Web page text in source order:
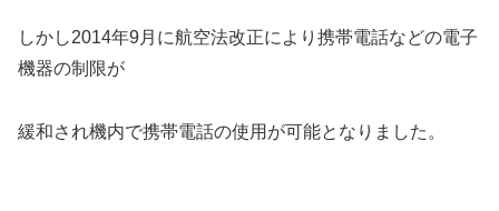
しかし2014年9月に航空法改正により携帯電話などの電子
機器の制限が
緩和され機内で携帯電話の使用が可能となりました。